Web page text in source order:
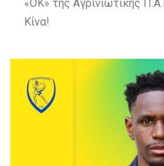
«ΟΚ» της Αγρινιώτικης
Κίνα!